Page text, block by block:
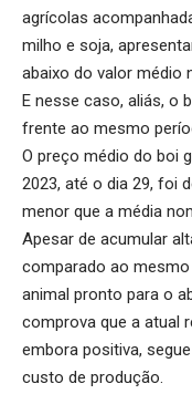
agrícolas
milho e soja,
abaixo do valor médio
E nesse caso, aliás, o
frente ao mesmo
O preço médio do boi
2023, até o dia 29, foi
menor que a média
Apesar de acumular
comparado ao
animal pronto para o
comprova que a atual
embora positiva,
custo de produção.